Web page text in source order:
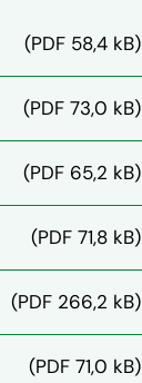
(PDF 58,4 kB)
(PDF 73,0 kB)
(PDF 65,2 kB)
(PDF 71,8 kB)
(PDF 266,2 kB)
(PDF 71,0 kB)